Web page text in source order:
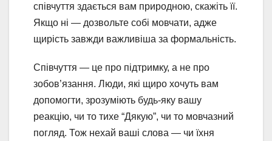
співчуття здається вам природною, скажіть її.
Якщо ні — дозвольте собі мовчати, адже
щирість завжди важливіша за формальність.
Співчуття — це про підтримку, а не про
зобов’язання. Люди, які щиро хочуть вам
допомогти, зрозуміють будь-яку вашу
реакцію, чи то тихе “Дякую”, чи то мовчазний
погляд. Тож нехай ваші слова — чи їхня